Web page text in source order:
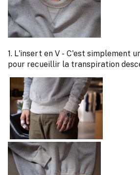
1. L'insert en V - C'est simplement
pour recueillir la transpiration